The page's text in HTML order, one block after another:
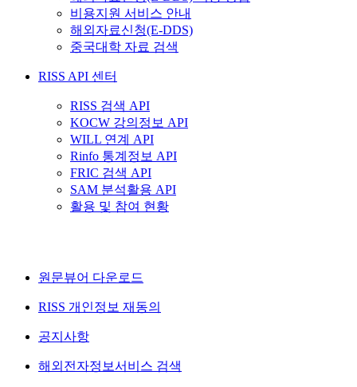
비용지원 서비스 안내
해외자료신청(E-DDS)
중국대학 자료 검색
RISS API 센터
RISS 검색 API
KOCW 강의정보 API
WILL 연계 API
Rinfo 통계정보 API
FRIC 검색 API
SAM 분석활용 API
활용 및 참여 현황
원문뷰어 다운로드
RISS 개인정보 재동의
공지사항
해외전자정보서비스 검색